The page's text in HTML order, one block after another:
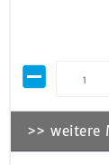
>> weitere